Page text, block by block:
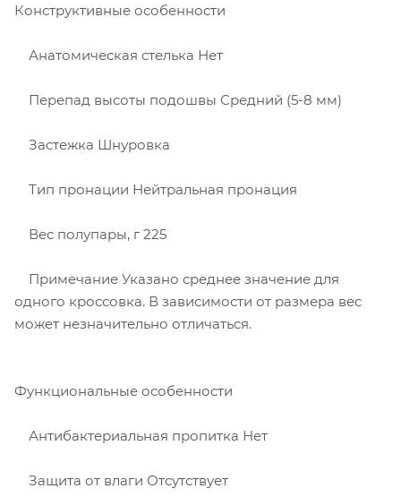
Конструктивные особенности
Анатомическая стелька Нет
Перепад высоты подошвы Средний (5-8 мм)
Застежка Шнуровка​
Тип пронации Нейтральная пронация
Вес полупары, г 225
Примечание Указано среднее значение для
одного кроссовка. В зависимости от размера вес
может незначительно отличаться.
Функциональные особенности
Антибактериальная пропитка Нет
Защита от влаги Отсутствует